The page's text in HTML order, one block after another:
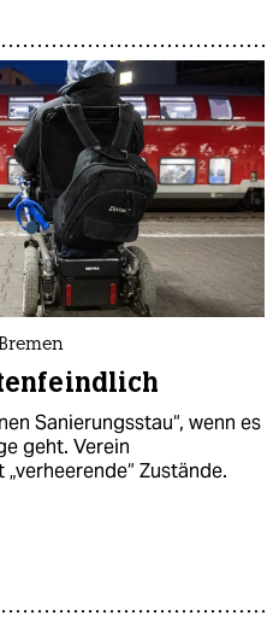
Sanierungsstau“, wenn es
geht. Verein
Zustände.